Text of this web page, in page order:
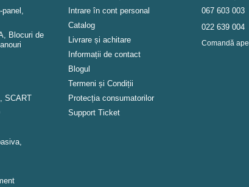
panel,
Blocuri de
SCART
Intrare în cont personal
Catalog
Livrare și achitare
Informații de contact
Blogul
Termeni și Condiții
Protecția consumatorilor
Support Ticket
067 603 003
022 639 004
Comandă apel